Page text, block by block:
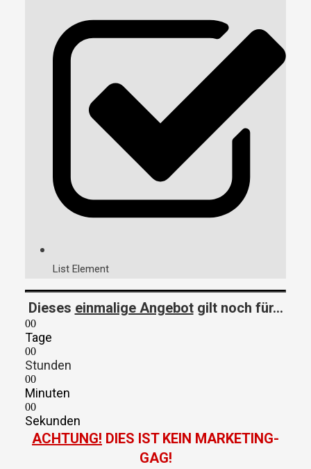
List Element
Dieses einmalige Angebot gilt noch für...
00
Tage
00
Stunden
00
Minuten
00
Sekunden
ACHTUNG! DIES IST KEIN MARKETING-
GAG!